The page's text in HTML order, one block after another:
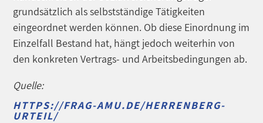
grundsätzlich als selbstständige Tätigkeiten
eingeordnet werden können. Ob diese Einordnung im
Einzelfall Bestand hat, hängt jedoch weiterhin von
den konkreten Vertrags- und Arbeitsbedingungen ab.
Quelle:
HTTPS://FRAG-AMU.DE/HERRENBERG-
URTEIL/